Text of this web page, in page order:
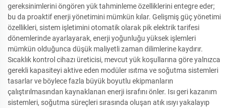
gereksinimlerini öngören yük tahminleme özelliklerini entegre eder;
bu da proaktif enerji yönetimini mümkün kılar. Gelişmiş güç yönetimi
özellikleri, sistem işletimini otomatik olarak pik elektrik tarifesi
dönemlerinde ayarlayarak, enerji yoğunluğu yüksek işlemleri
mümkün olduğunca düşük maliyetli zaman dilimlerine kaydırır.
Sıcaklık kontrol cihazı üreticisi, mevcut yük koşullarına göre yalnızca
gerekli kapasiteyi aktive eden modüler ısıtma ve soğutma sistemleri
tasarlar ve böylece fazla büyük boyutlu ekipmanların
çalıştırılmasından kaynaklanan enerji israfını önler. Isı geri kazanım
sistemleri, soğutma süreçleri sırasında oluşan atık ısıyı yakalayıp